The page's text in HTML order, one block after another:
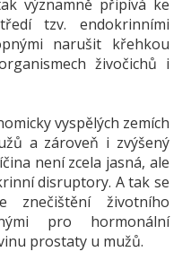
významně připívá ke
tzv. endokrinními
narušit křehkou
živočichů i
vyspělých zemích
a zároveň i zvýšený
není zcela jasná, ale
disruptory. A tak se
znečištění životního
pro hormonální
prostaty u mužů.